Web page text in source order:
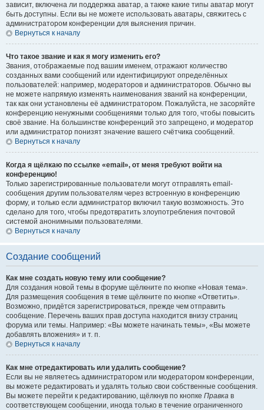
зависит, включена ли поддержка аватар, а также какие типы аватар могут
быть доступны. Если вы не можете использовать аватары, свяжитесь с
администратором конференции для выяснения причин.
Вернуться к началу
Что такое звание и как я могу изменить его?
Звания, отображаемые под вашим именем, отражают количество
созданных вами сообщений или идентифицируют определённых
пользователей: например, модераторов и администраторов. Обычно вы
не можете напрямую изменять наименования званий на конференции,
так как они установлены её администратором. Пожалуйста, не засоряйте
конференцию ненужными сообщениями только для того, чтобы повысить
своё звание. На большинстве конференций это запрещено, и модератор
или администратор понизят значение вашего счётчика сообщений.
Вернуться к началу
Когда я щёлкаю по ссылке «email», от меня требуют войти на
конференцию!
Только зарегистрированные пользователи могут отправлять email-
сообщения другим пользователям через встроенную в конференцию
форму, и только если администратор включил такую возможность. Это
сделано для того, чтобы предотвратить злоупотребления почтовой
системой анонимными пользователями.
Вернуться к началу
Создание сообщений
Как мне создать новую тему или сообщение?
Для создания новой темы в форуме щёлкните по кнопке «Новая тема».
Для размещения сообщения в теме щёлкните по кнопке «Ответить».
Возможно, придётся зарегистрироваться, прежде чем отправить
сообщение. Перечень ваших прав доступа находится внизу страниц
форума или темы. Например: «Вы можете начинать темы», «Вы можете
добавлять вложения» и т. п.
Вернуться к началу
Как мне отредактировать или удалить сообщение?
Если вы не являетесь администратором или модератором конференции,
вы можете редактировать и удалять только свои собственные сообщения.
Вы можете перейти к редактированию, щёлкнув по кнопке Правка в
соответствующем сообщении, иногда только в течение ограниченного